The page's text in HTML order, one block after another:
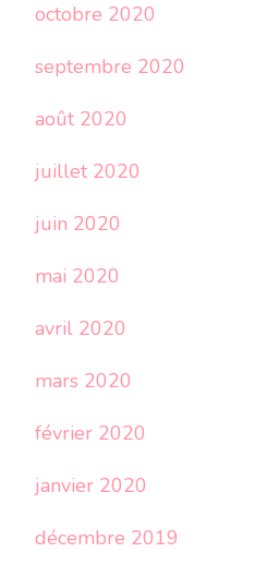
octobre 2020
septembre 2020
août 2020
juillet 2020
juin 2020
mai 2020
avril 2020
mars 2020
février 2020
janvier 2020
décembre 2019